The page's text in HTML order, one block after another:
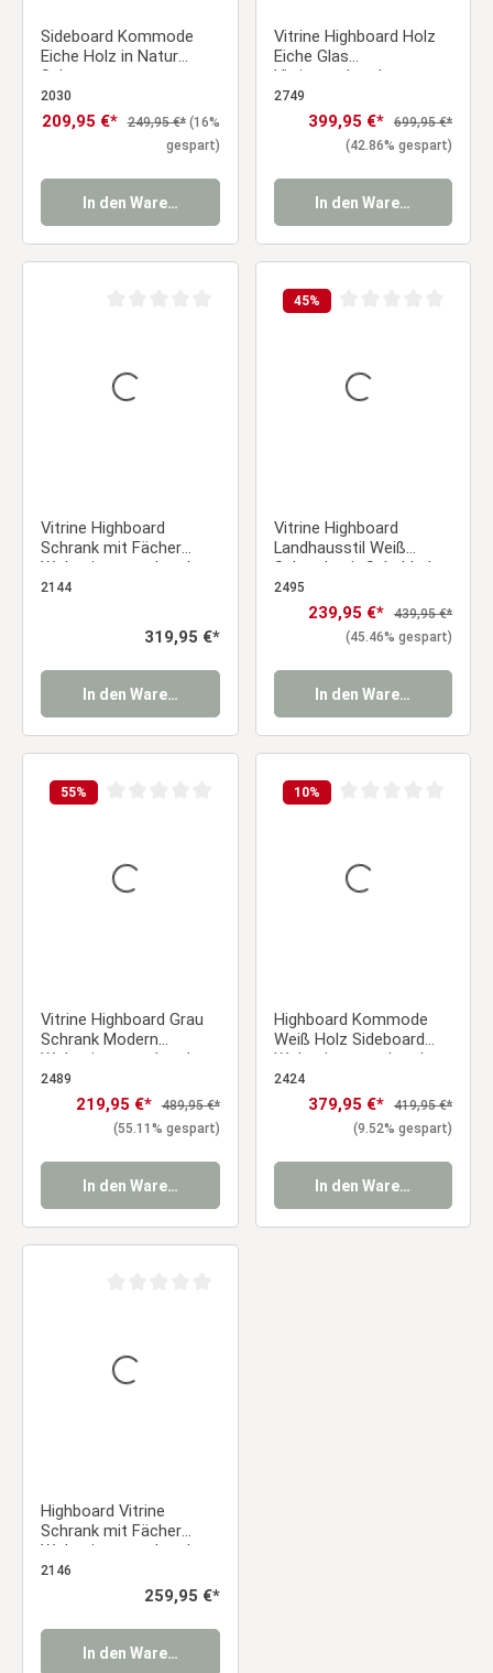
Sideboard Kommode
Eiche Holz in Natur
Schwarz
Wohnzimmerschrank
2030
Verkaufspreis:
209,95 €* Regulärer Preis:
249,95 €* (16%
gespart)
In den Warenkorb
Vitrine Highboard Holz
Eiche Glas
Vitrinenschrank
Wohnzimmerschrank
Modern Landhausstil
mit 2 Schubladen
2749
Verkaufspreis:
399,95 €* Regulärer Preis:
699,95 €*
(42.86% gespart)
In den Warenkorb
Vitrine Highboard
Schrank mit Fächer
Wohnzimmerschrank
Holz Eiche Natur
2144
Regulärer Preis:
319,95 €*
In den Warenkorb
45%
Vitrine Highboard
Landhausstil Weiß
Schrank mit Schublade
Wohnzimmerschrank
Holz Eiche
2495
Verkaufspreis:
239,95 €* Regulärer Preis:
439,95 €*
(45.46% gespart)
In den Warenkorb
55%
Vitrine Highboard Grau
Schrank Modern
Wohnzimmerschrank
Holz Natur
Vitrinenschrank
2489
Verkaufspreis:
219,95 €* Regulärer Preis:
489,95 €*
(55.11% gespart)
In den Warenkorb
10%
Highboard Kommode
Weiß Holz Sideboard
Wohnzimmerschrank
Anrichte Schrank
2424
Verkaufspreis:
379,95 €* Regulärer Preis:
419,95 €*
(9.52% gespart)
In den Warenkorb
Highboard Vitrine
Schrank mit Fächer
Wohnzimmerschrank
Holz Natur Kufenfüße
2146
Regulärer Preis:
259,95 €*
In den Warenkorb